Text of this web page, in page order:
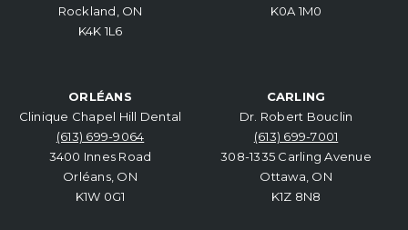
Rockland, ON
K4K 1L6
K0A 1M0
ORLÉANS
Clinique Chapel Hill Dental
(613) 699-9064
3400 Innes Road
Orléans, ON
K1W 0G1
CARLING
Dr. Robert Bouclin
(613) 699-7001
308-1335 Carling Avenue
Ottawa, ON
K1Z 8N8